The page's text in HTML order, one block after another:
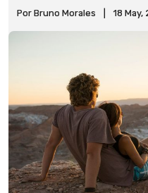
Por Bruno Morales 18 May,